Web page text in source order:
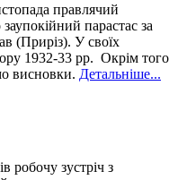
правлячий
парастас за
(Приріз). У своїх
1932-33 рр. Окрім того
висновки. Детальніше...
робочу зустріч з